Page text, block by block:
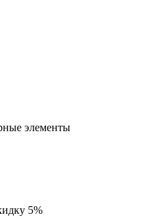
элементы
5%